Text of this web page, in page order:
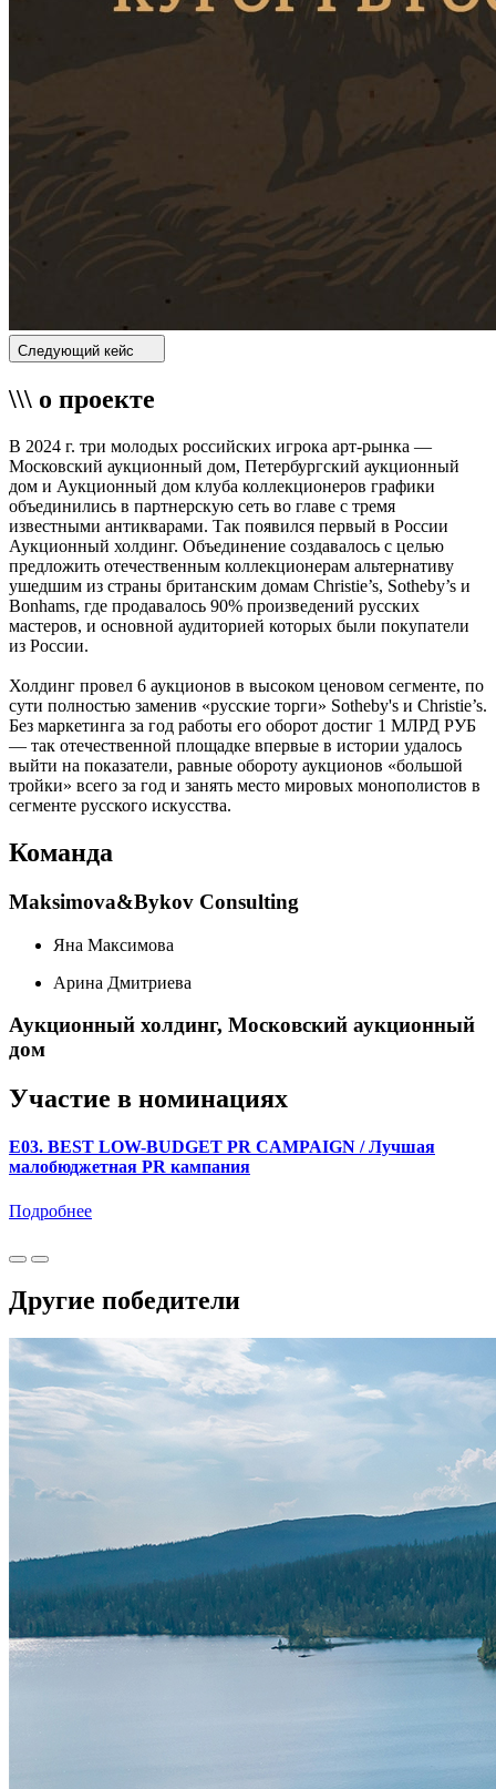
Следующий кейс
\\\ о проекте
В 2024 г. три молодых российских игрока арт-рынка —
Московский аукционный дом, Петербургский аукционный
дом и Аукционный дом клуба коллекционеров графики
объединились в партнерскую сеть во главе с тремя
известными антикварами. Так появился первый в России
Аукционный холдинг. Объединение создавалось с целью
предложить отечественным коллекционерам альтернативу
ушедшим из страны британским домам Christie’s, Sotheby’s и
Bonhams, где продавалось 90% произведений русских
мастеров, и основной аудиторией которых были покупатели
из России.
Холдинг провел 6 аукционов в высоком ценовом сегменте, по
сути полностью заменив «русские торги» Sotheby's и Christie’s.
Без маркетинга за год работы его оборот достиг 1 МЛРД РУБ
— так отечественной площадке впервые в истории удалось
выйти на показатели, равные обороту аукционов «большой
тройки» всего за год и занять место мировых монополистов в
сегменте русского искусства.
Команда
Maksimova&Bykov Consulting
Яна Максимова
Арина Дмитриева
Аукционный холдинг, Московский аукционный
дом
Участие в номинациях
E03. BEST LOW-BUDGET PR CAMPAIGN / Лучшая
малобюджетная PR кампания
Подробнее
Другие победители